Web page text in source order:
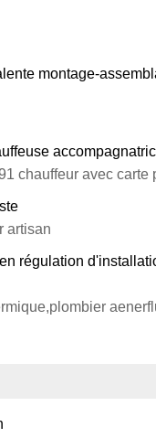
montage-
chauffeur avec carte
artisan
régulation